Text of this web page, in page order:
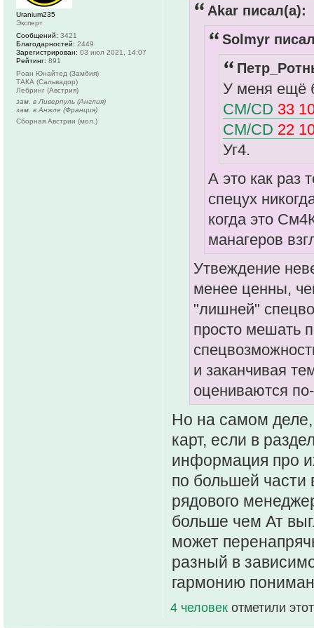
Akar писал(а):
Solmyr
У меня ещё
CM/CD 33
CM/CD 22
Уг4.
А это как раз
спецух
когда это
манагеров
Утвеждение
менее ценны,
"лишней"
просто мешать
и заканчивая
оцениваются
Но на самом
карт, если в
информация про
по большей части
рядового
больше чем Ат
может
разный в
гармонию
4 человек отметили
Uranium235
Эксперт
Сообщений: 3421
Благодарностей: 2449
Зарегистрирован: 03 июл 2021, 14:07
Рейтинг: 891
Роан Юнайтед (Замбия)
ТАКА (Сальвадор)
Лебринг (Австрия)
зам. в Ливерпуль (Англия)
зам. в Анжле (Франция)
Сборная Австрии (мол.)